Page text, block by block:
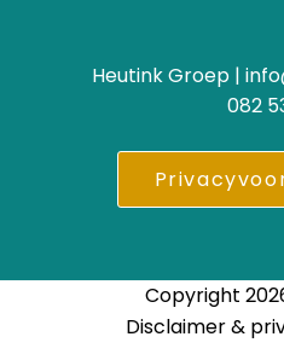
Heutink Groep |
082
Copyright
Disclaimer &